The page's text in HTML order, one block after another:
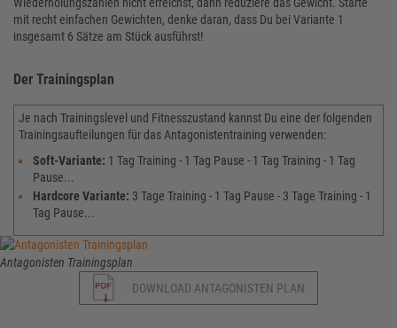
mit recht einfachen Gewichten, denke daran, dass Du bei Variante 1
insgesamt 6 Sätze am Stück ausführst!
Der Trainingsplan
Je nach Trainingslevel und Fitnesszustand kannst Du eine der folgenden
Trainingsaufteilungen für das Antagonistentraining verwenden:
Soft-Variante: 1 Tag Training - 1 Tag Pause - 1 Tag Training - 1 Tag
Pause...
Hardcore Variante: 3 Tage Training - 1 Tag Pause - 3 Tage Training - 1
Tag Pause...
Antagonisten Trainingsplan
DOWNLOAD ANTAGONISTEN PLAN